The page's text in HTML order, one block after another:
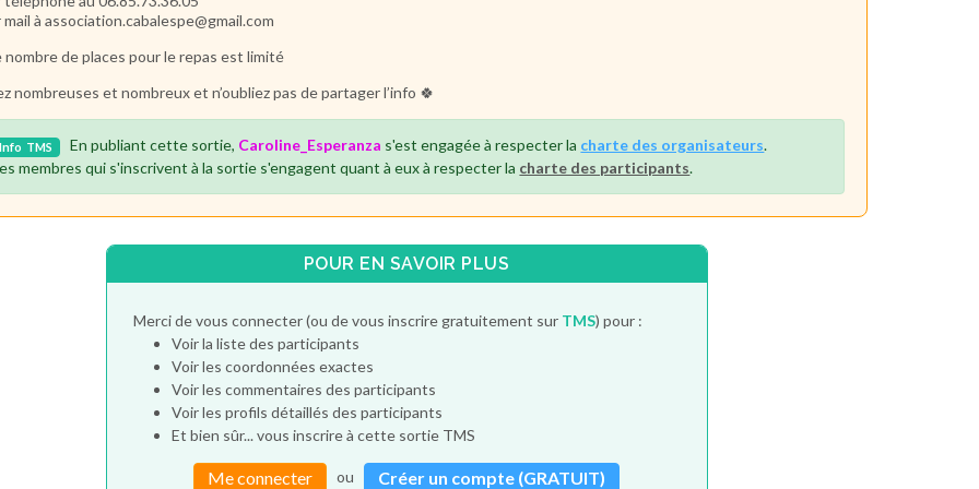
mail à association.cabalespe@gmail.com
nombre de places pour le repas est limité
nombreuses et nombreux et n’oubliez pas de partager l’info 🍀
Info TMS En publiant cette sortie, Caroline_Esperanza s'est engagée à respecter la charte des organisateurs.
membres qui s'inscrivent à la sortie s'engagent quant à eux à respecter la charte des participants.
POUR EN SAVOIR PLUS
Merci de vous connecter (ou de vous inscrire gratuitement sur TMS) pour :
Voir la liste des participants
Voir les coordonnées exactes
Voir les commentaires des participants
Voir les profils détaillés des participants
Et bien sûr... vous inscrire à cette sortie TMS
Me connecter ou Créer un compte (GRATUIT)